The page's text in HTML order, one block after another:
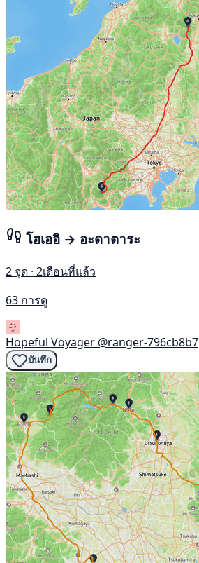
โฮเออิ → อะดาตาระ
2 จุด · 2เดือนที่แล้ว
63 การดู
Hopeful Voyager @ranger-796cb8b7
บันทึก